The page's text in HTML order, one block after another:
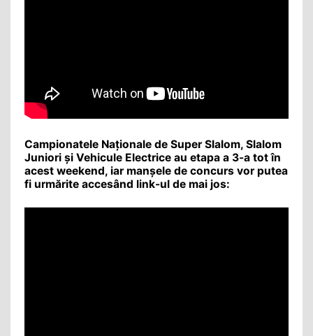
Campionatele Naționale de Super Slalom, Slalom
Juniori și Vehicule Electrice au etapa a 3-a tot în
acest weekend, iar manșele de concurs vor putea
fi urmărite accesând link-ul de mai jos: